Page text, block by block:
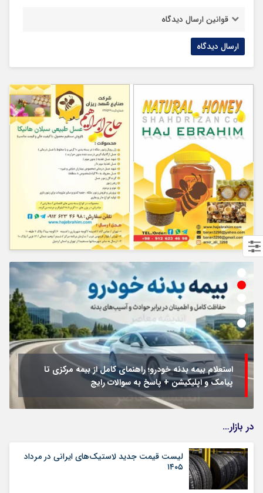
قوانین ارسال دیدگاه
استعلام بیمه بدنه خودرو؛ راهنمای کامل از بیمه مرکزی تا
پیامک و اپلیکیشن + پاسخ به سوالات رایج
در بازار…
لیست قیمت جدید لاستیک‌های ایرانی در مرداد
۱۴۰۵